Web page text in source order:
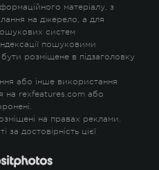
матеріалу, з
на джерело, а для
систем
пошуковими
розміщене в підзаголовку
або інше використання
на rexfeatures.com або
на правах реклами.
за достовірність цієї